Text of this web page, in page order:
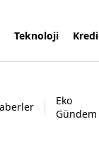
Teknoloji Kredi
Eko
Gündem